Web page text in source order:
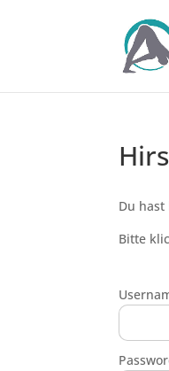
Du hast
Bitte